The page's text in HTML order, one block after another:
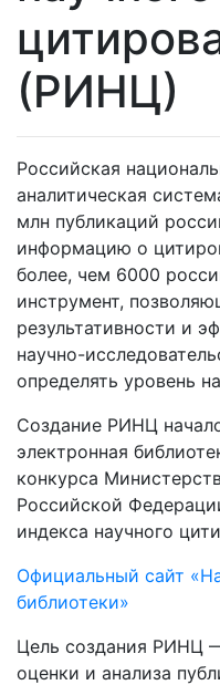
(РИНЦ)
Российская
аналитическая
млн публикаций
информацию о
более, чем 6000
инструмент,
результативности и
научно-
определять уровень
Создание РИНЦ
электронная
конкурса
Российской
индекса научного
Официальный сайт
библиотеки»
Цель создания РИНЦ
оценки и анализа